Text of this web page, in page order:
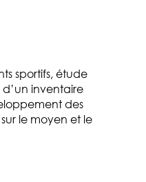
sportifs, étude
inventaire
des
le moyen et le